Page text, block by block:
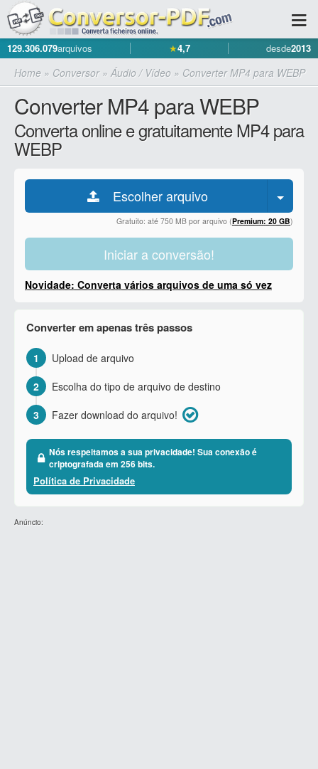
129.306.079arquivos ★4,7 desde2013
Home » Conversor» Áudio / Vídeo » Converter MP4 para WEBP
Converter MP4 para WEBP
Converta online e gratuitamente MP4 para
WEBP
Escolher arquivo
Gratuito: até 750 MB por arquivo (Premium: 20 GB)
Iniciar a conversão!
Novidade: Converta vários arquivos de uma só vez
Converter em apenas três passos
1
Upload de arquivo
2
Escolha do tipo de arquivo de destino
3
Fazer download do arquivo!
Nós respeitamos a sua privacidade! Sua conexão é
criptografada em 256 bits.
Política de Privacidade
Anúncio: